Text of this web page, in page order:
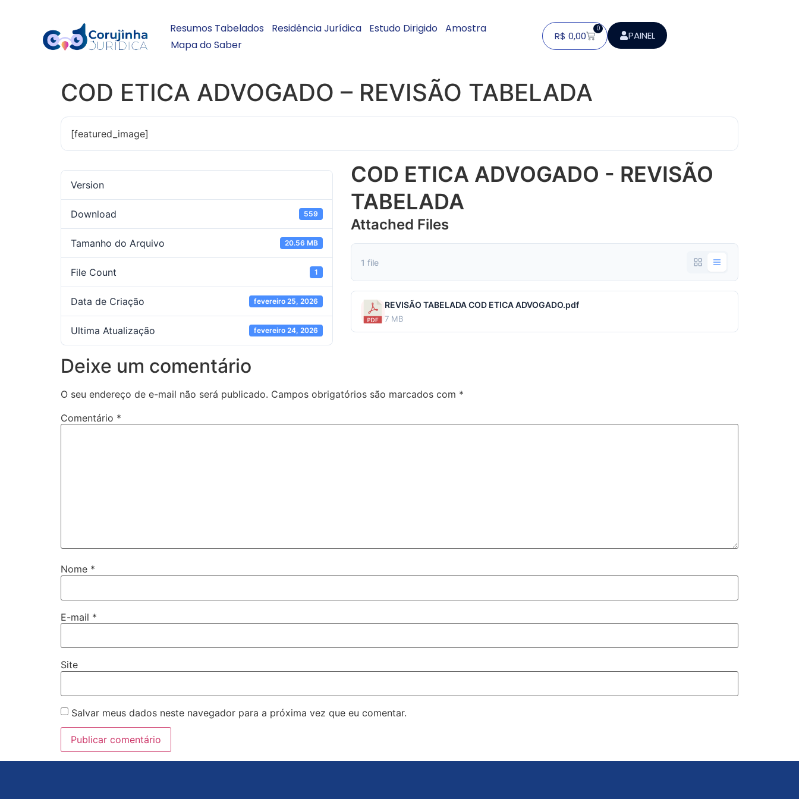
Resumos Tabelados Residência Jurídica Estudo Dirigido Amostra
Mapa do Saber
R$ 0,00
0
PAINEL
COD ETICA ADVOGADO – REVISÃO TABELADA
[featured_image]
Version
Download 559
Tamanho do Arquivo 20.56 MB
File Count 1
Data de Criação fevereiro 25, 2026
Ultima Atualização fevereiro 24, 2026
COD ETICA ADVOGADO - REVISÃO
TABELADA
Attached Files
1 file
REVISÃO TABELADA COD ETICA ADVOGADO.pdf
7 MB
Deixe um comentário
O seu endereço de e-mail não será publicado. Campos obrigatórios são marcados com *
Comentário *
Nome *
E-mail *
Site
Salvar meus dados neste navegador para a próxima vez que eu comentar.